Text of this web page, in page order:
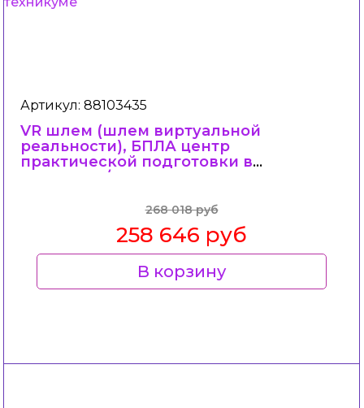
Артикул: 88103435
VR шлем (шлем виртуальной
реальности), БПЛА центр
практической подготовки в
колледже/техникуме
268 018 руб
258 646 руб
В корзину